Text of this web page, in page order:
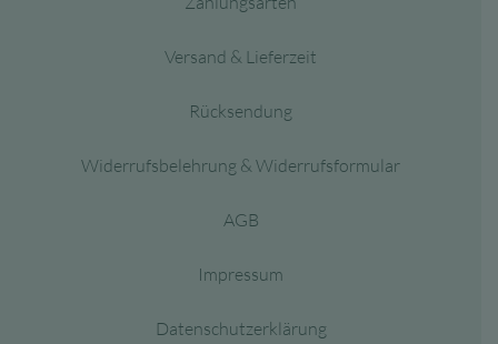
Versand & Lieferzeit
Rücksendung
Widerrufsbelehrung & Widerrufsformular
AGB
Impressum
Datenschutzerklärung